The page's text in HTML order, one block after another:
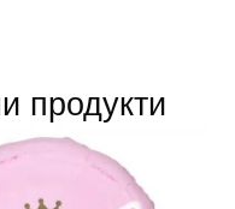
продукти